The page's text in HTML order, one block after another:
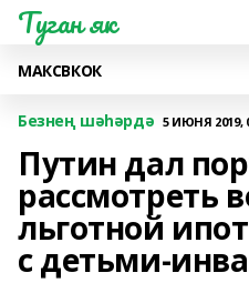
Туган як
МАКСВКОК
Безнең шәһәрдә 5 ИЮНЯ 2019,
Путин дал
рассмотреть
льготной
с детьми-